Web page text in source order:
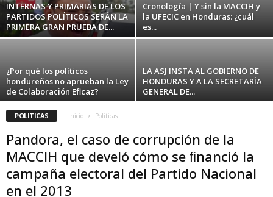
INTERNAS Y PRIMARIAS DE LOS
PARTIDOS POLÍTICOS SERÁN LA
PRIMERA GRAN PRUEBA DE...
Cronología | Y sin la MACCIH y
la UFECIC en Honduras: ¿cuál
es...
¿Por qué los políticos
hondureños no aprueban la Ley
de Colaboración Eficaz?
LA ASJ INSTA AL GOBIERNO DE
HONDURAS Y A LA SECRETARÍA
GENERAL DE...
POLITICAS Inicio Politicas
Pandora, el caso de corrupción de la
MACCIH que develó cómo se ﬁnanció la
campaña electoral del Partido Nacional
en el 2013